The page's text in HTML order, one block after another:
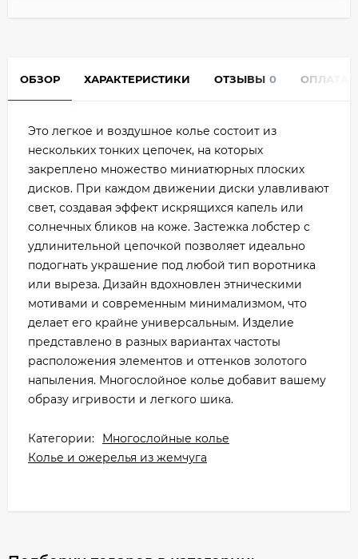
ОБЗОР ХАРАКТЕРИСТИКИ ОТЗЫВЫ 0 ОПЛАТА
Это легкое и воздушное колье состоит из
нескольких тонких цепочек, на которых
закреплено множество миниатюрных плоских
дисков. При каждом движении диски улавливают
свет, создавая эффект искрящихся капель или
солнечных бликов на коже. Застежка лобстер с
удлинительной цепочкой позволяет идеально
подогнать украшение под любой тип воротника
или выреза. Дизайн вдохновлен этническими
мотивами и современным минимализмом, что
делает его крайне универсальным. Изделие
представлено в разных вариантах частоты
расположения элементов и оттенков золотого
напыления. Многослойное колье добавит вашему
образу игривости и легкого шика.
Категории:
Многослойные колье
Колье и ожерелья из жемчуга